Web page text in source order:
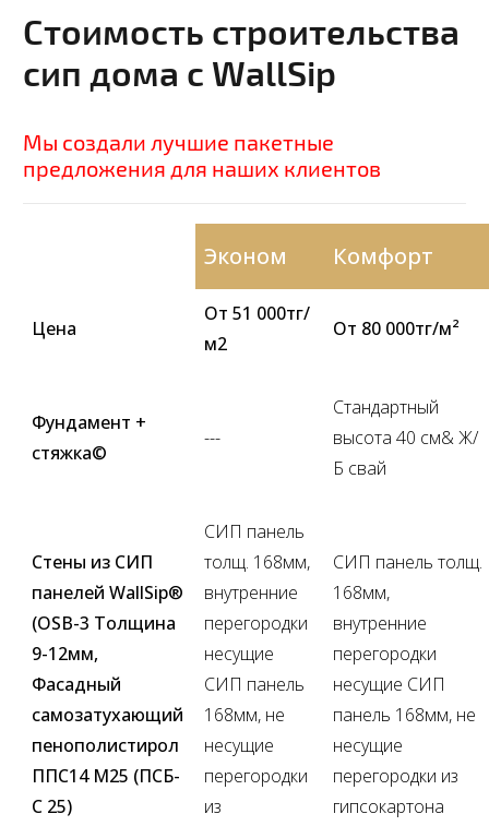
Стоимость строительства
сип дома с WallSip
Мы создали лучшие пакетные
предложения для наших клиентов
Эконом Комфорт
Цена
От 51 000тг/
м2
От 80 000тг/м²
Фундамент +
стяжка©
---
Стандартный
высота 40 см& Ж/
Б свай
Стены из СИП
панелей WallSip®
(OSB-3 Толщина
9-12мм,
Фасадный
самозатухающий
пенополистирол
ППС14 М25 (ПСБ-
С 25)
СИП панель
толщ. 168мм,
внутренние
перегородки
несущие
СИП панель
168мм, не
несущие
перегородки
из
СИП панель толщ.
168мм,
внутренние
перегородки
несущие СИП
панель 168мм, не
несущие
перегородки из
гипсокартона